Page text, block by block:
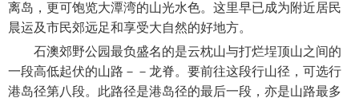
离岛，更可饱览大潭湾的山光水色。这里早已成为附近居民
晨运及市民郊远足和享受大自然的好地方。
石澳郊野公园最负盛名的是云枕山与打烂埕顶山之间的
一段高低起伏的山路－－龙脊。要前往这段行山径，可选行
港岛径第八段。此路径是港岛径的最后一段，亦是山路最多